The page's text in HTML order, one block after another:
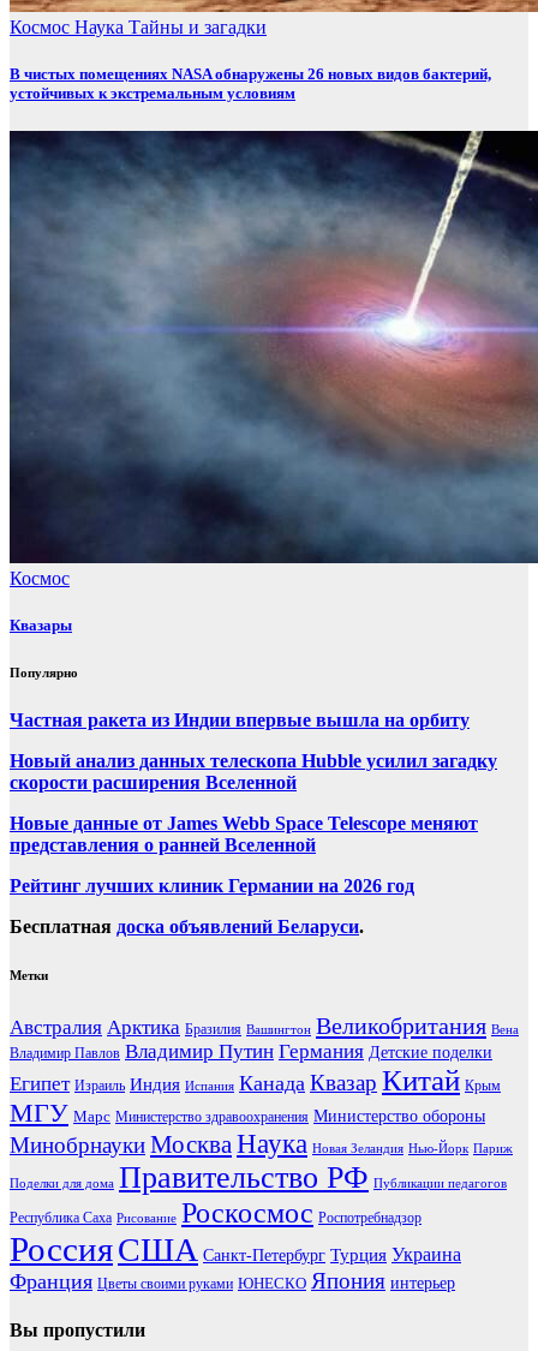
Космос Наука Тайны и загадки
В чистых помещениях NASA обнаружены 26 новых видов бактерий,
устойчивых к экстремальным условиям
Космос
Квазары
Популярно
Частная ракета из Индии впервые вышла на орбиту
Новый анализ данных телескопа Hubble усилил загадку
скорости расширения Вселенной
Новые данные от James Webb Space Telescope меняют
представления о ранней Вселенной
Рейтинг лучших клиник Германии на 2026 год
Бесплатная доска объявлений Беларуси.
Метки
Австралия Арктика Бразилия Вашингтон Великобритания Вена
Владимир Павлов Владимир Путин Германия Детские поделки
Египет Израиль Индия Испания Канада Квазар Китай Крым
МГУ Марс Министерство здравоохранения Министерство обороны
МинобрнаукиМосква Наука Новая Зеландия Нью-Йорк Париж
Поделки для дома Правительство РФ Публикации педагогов
Республика Саха Рисование Роскосмос Роспотребнадзор
РоссияСША Санкт-Петербург Турция Украина
Франция Цветы своими руками ЮНЕСКО Япония интерьер
Вы пропустили